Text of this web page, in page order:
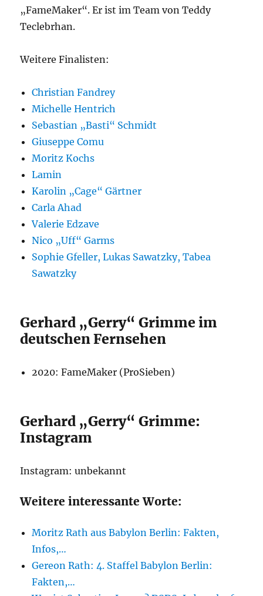
„FameMaker“. Er ist im Team von Teddy
Teclebrhan.
Weitere Finalisten:
Christian Fandrey
Michelle Hentrich
Sebastian „Basti“ Schmidt
Giuseppe Comu
Moritz Kochs
Lamin
Karolin „Cage“ Gärtner
Carla Ahad
Valerie Edzave
Nico „Uff“ Garms
Sophie Gfeller, Lukas Sawatzky, Tabea
Sawatzky
Gerhard „Gerry“ Grimme im
deutschen Fernsehen
2020: FameMaker (ProSieben)
Gerhard „Gerry“ Grimme:
Instagram
Instagram: unbekannt
Weitere interessante Worte:
Moritz Rath aus Babylon Berlin: Fakten,
Infos,…
Gereon Rath: 4. Staffel Babylon Berlin:
Fakten,…